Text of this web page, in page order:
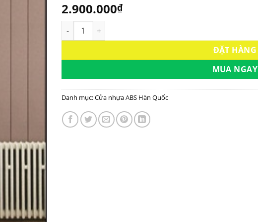
2.900.000₫
CỬA NHỰA ABS HÀN QUỐC KSD.113-W0901 số lượng
ĐẶT HÀNG
MUA NGAY
Danh mục:Cửa nhựa ABS Hàn Quốc